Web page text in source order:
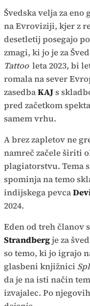
Švedska velja za
na Evroviziji, kjer z
desetletij posegajo
zmagi, ki jo je za
Tattoo leta 2023, bi
romala na sever
zasedbaKAJs
pred začetkom
samem vrhu.
A brez zapletov ne
namreč začele širiti
plagiatorstvu. Tema
spominja na temo
indijskega pevca
2024.
Eden od treh članov
Strandbergje za
so temo, ki jo igrajo
glasbeni knjižnici
da je na isti način
izvajalec. Po